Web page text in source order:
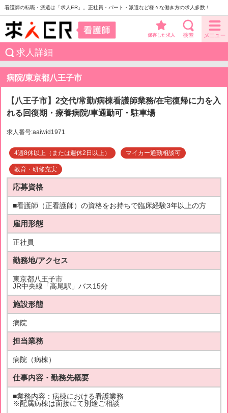
看護師の転職・派遣は「求人ER」。正社員・パート・派遣など様々な働き方の求人多数！
保存した求人
求人詳細
病院/東京都八王子市
【八王子市】2交代/常勤/病棟看護師業務/在宅復帰に力を入
れる回復期・療養病院/車通勤可・駐車場
求人番号:aaiwid1971
4週8休以上（または週休2日以上） マイカー通勤相談可
教育・研修充実
応募資格
■看護師（正看護師）の資格をお持ちで臨床経験3年以上の方
雇用形態
正社員
勤務地/アクセス
東京都八王子市
JR中央線「高尾駅」バス15分
施設形態
病院
担当業務
病院（病棟）
仕事内容・勤務先概要
■業務内容：病棟における看護業務
※配属病棟は面接にて別途ご相談